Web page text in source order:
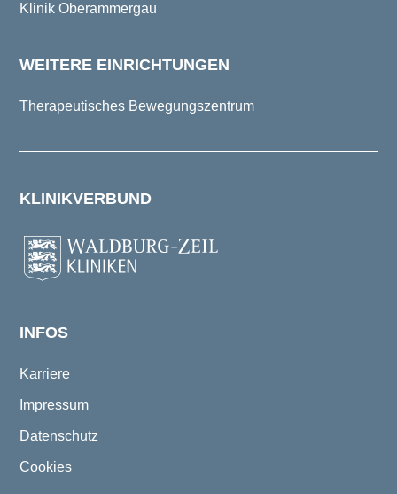
Klinik Oberammergau
WEITERE EINRICHTUNGEN
Therapeutisches Bewegungszentrum
KLINIKVERBUND
INFOS
Karriere
Impressum
Datenschutz
Cookies